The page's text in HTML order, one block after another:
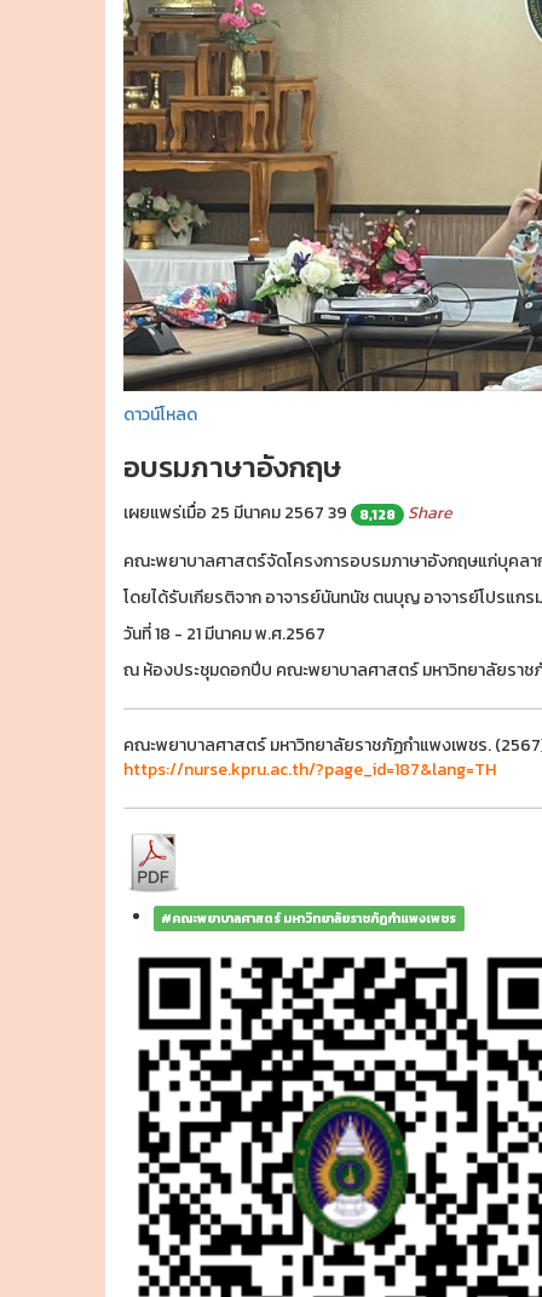
ดาวน์โหลด
อบรมภาษาอังกฤษ
เผยแพร่เมื่อ 25 มีนาคม 256739 8,128
Share
คณะพยาบาลศาสตร์จัดโครงการอบรมภาษาอังกฤษแก่บุคลา
โดยได้รับเกียรติจาก อาจารย์นันทนัช ตนบุญ อาจารย์โปรแก
วันที่ 18 - 21 มีนาคม พ.ศ.2567
ณ ห้องประชุมดอกปีบ คณะพยาบาลศาสตร์ มหาวิทยาลัยราช
คณะพยาบาลศาสตร์ มหาวิทยาลัยราชภัฏกำแพงเพชร.
https://nurse.kpru.ac.th/?page_id=187&lang=TH
#คณะพยาบาลศาสตร์ มหาวิทยาลัยราชภัฏกำแพงเพชร